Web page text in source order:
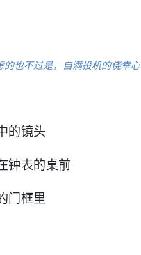
也不过是，自满投机的侥幸心
的镜头
钟表的桌前
门框里